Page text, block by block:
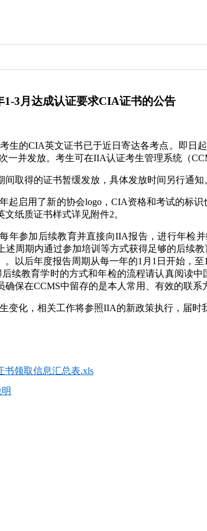
1-3月达成认证要求CIA证书的公告
生的CIA英文证书已于近日寄达各考点。即
一并发放。考生可在IIA认证考生管理系统（
取得的证书暂缓发放，具体发放时间另行通知
起启用了新的协会logo，CIA资格和考试的标
纸质证书样式详见附件2。
年参加后续教育并直接向IIA报告，进行年检
述周期内通过参加培训等方式获得足够的后续
以后年度报告周期从每一年的1月1日开始，
续教育学时的方式和年检的流程请认真阅读
保在CCMS中留存的是本人常用、有效的联系
变化，相关工作将参照IIA的新政策执行，届时
书领取信息汇总表.xls